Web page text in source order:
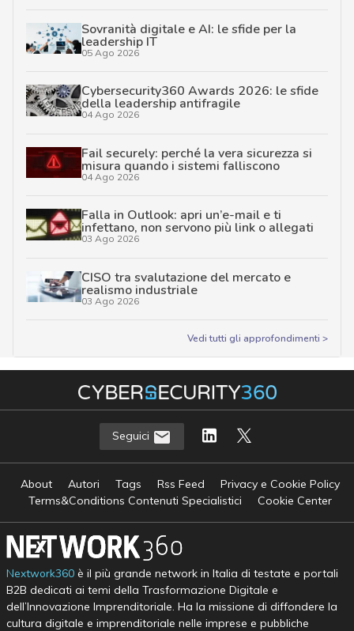
Sovranità digitale e AI: le sfide per la
leadership IT
05 Ago 2026
Cybersecurity360 Awards 2026: le sfide
della leadership antifragile
04 Ago 2026
Fail securely: perché la vera sicurezza si
misura quando i sistemi falliscono
04 Ago 2026
Falla in Outlook: apri un’e-mail e ti
infettano, non servono più link o allegati
03 Ago 2026
CISO tra svalutazione del mercato e
realismo industriale
03 Ago 2026
Vedi tutti gli approfondimenti >
Seguici
About Autori Tags Rss Feed
Privacy e Cookie Policy
Terms&Conditions Contenuti Specialistici
Cookie Center
Nextwork360è il più grande network in Italia di testate e portali
B2B dedicati ai temi della Trasformazione Digitale e
dell’Innovazione Imprenditoriale. Ha la missione di diffondere la
cultura digitale e imprenditoriale nelle imprese e pubbliche